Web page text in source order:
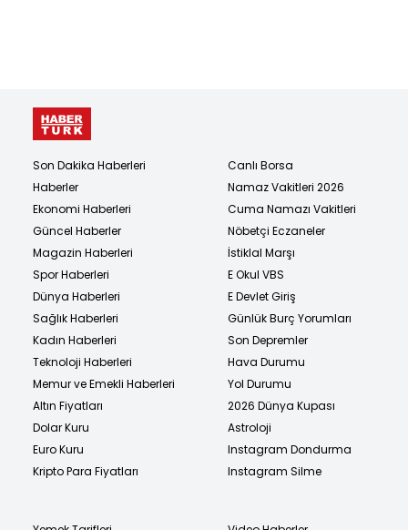
Son Dakika Haberleri
Haberler
Ekonomi Haberleri
Güncel Haberler
Magazin Haberleri
Spor Haberleri
Dünya Haberleri
Sağlık Haberleri
Kadın Haberleri
Teknoloji Haberleri
Memur ve Emekli Haberleri
Altın Fiyatları
Dolar Kuru
Euro Kuru
Kripto Para Fiyatları
Canlı Borsa
Namaz Vakitleri 2026
Cuma Namazı Vakitleri
Nöbetçi Eczaneler
İstiklal Marşı
E Okul VBS
E Devlet Giriş
Günlük Burç Yorumları
Son Depremler
Hava Durumu
Yol Durumu
2026 Dünya Kupası
Astroloji
Instagram Dondurma
Instagram Silme